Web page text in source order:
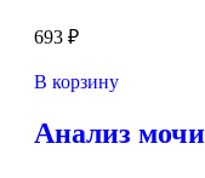
693 ₽
В корзину
Анализ